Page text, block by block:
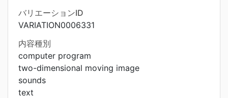
バリエーションID
VARIATION0006331
内容種別
computer program
two-dimensional moving image
sounds
text